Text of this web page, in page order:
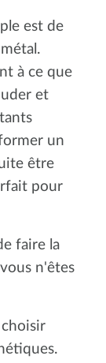
est de
à ce que
et
un
être
pour
faire la
n'êtes
choisir